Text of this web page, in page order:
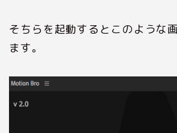
そちらを起動するとこのような
ます。